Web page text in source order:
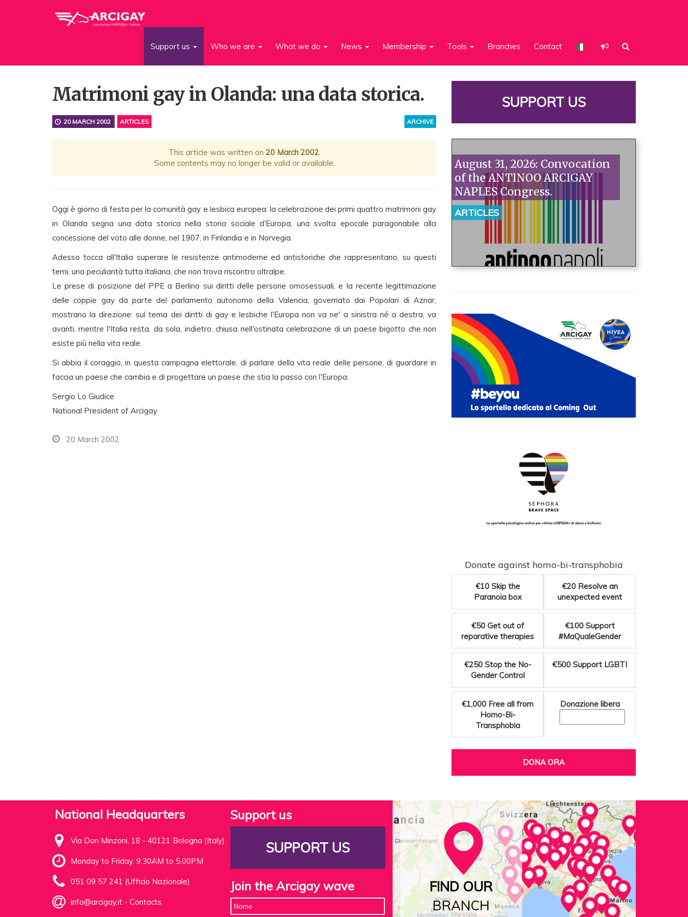
Support us Who we are What we do News Membership Tools Branches Contact
Matrimoni gay in Olanda: una data storica.
ARCHIVE
20 MARCH 2002 ARTICLES
This article was written on 20 March 2002.
Some contents may no longer be valid or available.
Oggi è giorno di festa per la comunità gay e lesbica europea: la celebrazione dei primi quattro matrimoni gay
in Olanda segna una data storica nella storia sociale d'Europa, una svolta epocale paragonabile alla
concessione del voto alle donne, nel 1907, in Finlandia e in Norvegia.
Adesso tocca all'Italia superare le resistenze antimoderne ed antistoriche che rappresentano, su questi
temi, una peculiarità tutta italiana, che non trova riscontro oltralpe.
Le prese di posizione del PPE a Berlino sui diritti delle persone omosessuali, e la recente legittimazione
delle coppie gay da parte del parlamento autonomo della Valencia, governato dai Popolari di Aznar,
mostrano la direzione: sul tema dei diritti di gay e lesbiche l'Europa non va ne' a sinistra né a destra, va
avanti, mentre l'Italia resta, da sola, indietro, chiusa nell'ostinata celebrazione di un paese bigotto che non
esiste più nella vita reale.
Si abbia il coraggio, in questa campagna elettorale, di parlare della vita reale delle persone, di guardare in
faccia un paese che cambia e di progettare un paese che stia la passo con l'Europa.
Sergio Lo Giudice
National President of Arcigay
20 March 2002
SUPPORT US
August 31, 2026: Convocation
of the ANTINOO ARCIGAY
NAPLES Congress.
ARTICLES
Donate against homo-bi-transphobia
€10 Skip the
Paranoia box
€20 Resolve an
unexpected event
€50 Get out of
reparative therapies
€100 Support
#MaQualeGender
€250 Stop the No-
Gender Control
€500 Support LGBTI
€1,000 Free all from
Homo-Bi-
Transphobia
Donazione libera
DONA ORA
National Headquarters
Via Don Minzoni, 18 - 40121 Bologna (Italy)
Monday to Friday, 9.30AM to 5.00PM
051 09 57 241 (Ufficio Nazionale)
info@arcigay.it - Contacts
Support us
SUPPORT US
Join the Arcigay wave
FIND OUR
BRANCH